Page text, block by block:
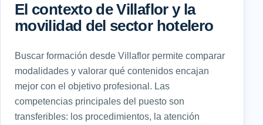
El contexto de Villaflor y la
movilidad del sector hotelero
Buscar formación desde Villaflor permite comparar
modalidades y valorar qué contenidos encajan
mejor con el objetivo profesional. Las
competencias principales del puesto son
transferibles: los procedimientos, la atención